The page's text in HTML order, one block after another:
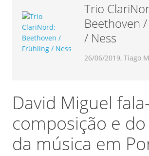
Trio
Beethoven
/ Ness
26/06/2019, Tiago
David Miguel
composição e
da música em